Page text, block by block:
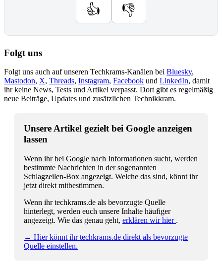
👍 👎
Folgt uns
Folgt uns auch auf unseren Techkrams-Kanälen bei Bluesky,
Mastodon, X, Threads, Instagram, Facebook und LinkedIn, damit
ihr keine News, Tests und Artikel verpasst. Dort gibt es regelmäßig
neue Beiträge, Updates und zusätzlichen Technikkram.
Unsere Artikel gezielt bei Google anzeigen
lassen
Wenn ihr bei Google nach Informationen sucht, werden
bestimmte Nachrichten in der sogenannten
Schlagzeilen-Box angezeigt. Welche das sind, könnt ihr
jetzt direkt mitbestimmen.
Wenn ihr techkrams.de als bevorzugte Quelle
hinterlegt, werden euch unsere Inhalte häufiger
angezeigt. Wie das genau geht, erklären wir hier .
→ Hier könnt ihr techkrams.de direkt als bevorzugte
Quelle einstellen.